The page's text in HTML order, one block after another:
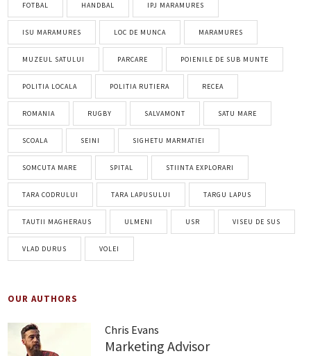
FOTBAL HANDBAL IPJ MARAMURES
ISU MARAMURES LOC DE MUNCA MARAMURES
MUZEUL SATULUI PARCARE POIENILE DE SUB MUNTE
POLITIA LOCALA POLITIA RUTIERA RECEA
ROMANIA RUGBY SALVAMONT SATU MARE
SCOALA SEINI SIGHETU MARMATIEI
SOMCUTA MARE SPITAL STIINTA EXPLORARI
TARA CODRULUI TARA LAPUSULUI TARGU LAPUS
TAUTII MAGHERAUS ULMENI USR VISEU DE SUS
VLAD DURUS VOLEI
OUR AUTHORS
Chris Evans
Marketing Advisor